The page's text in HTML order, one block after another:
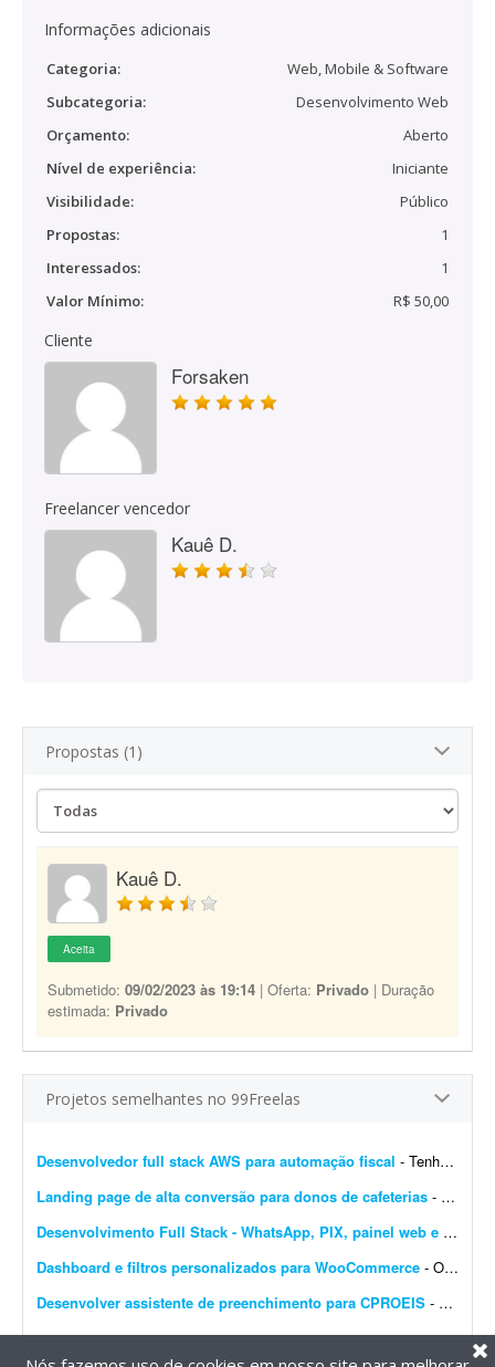
Informações adicionais
Categoria:
Web, Mobile & Software
Subcategoria:
Desenvolvimento Web
Orçamento:
Aberto
Nível de experiência:
Iniciante
Visibilidade:
Público
Propostas:
1
Interessados:
1
Valor Mínimo:
R$ 50,00
Cliente
Forsaken
Freelancer vencedor
Kauê D.
Propostas (1)
Kauê D.
Aceita
Submetido: 09/02/2023 às 19:14 | Oferta: Privado | Duração
estimada: Privado
Projetos semelhantes no 99Freelas
Desenvolvedor full stack AWS para automação fiscal - Tenho uma plataforma de automação fiscal rodando em AWS - ela pega os dados do sistema do cliente, calcula os impostos e emite a nota fiscal automaticamente. Preciso de alguém...
Landing page de alta conversão para donos de cafeterias - Sou gestor de tráfego especializado em cafeterias e cafés e preciso de uma landing page de alta conversão para captar leads (donos de cafeterias) que chegam pelos meus an&uacut...
Desenvolvimento Full Stack - WhatsApp, PIX, painel web e automação
Dashboard e filtros personalizados para WooCommerce - Olá pessoal, Preciso transformar o dashboard padrão do WooCommerce em um painel diferenciado para clientes e vendedores; procuro solução via plugin ou via código...
Desenvolver assistente de preenchimento para CPROEIS - Buscamos um desenvolvedor experiente para criar uma solução de automação assistida para o processo de preenchimento de dados no sistema CPROEIS. O objetivo principal &ea...